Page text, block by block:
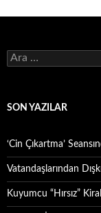
Arama:
SON YAZILAR
‘Cin Çıkartma’
Vatandaşlarından
Kuyumcu “Hırsız”